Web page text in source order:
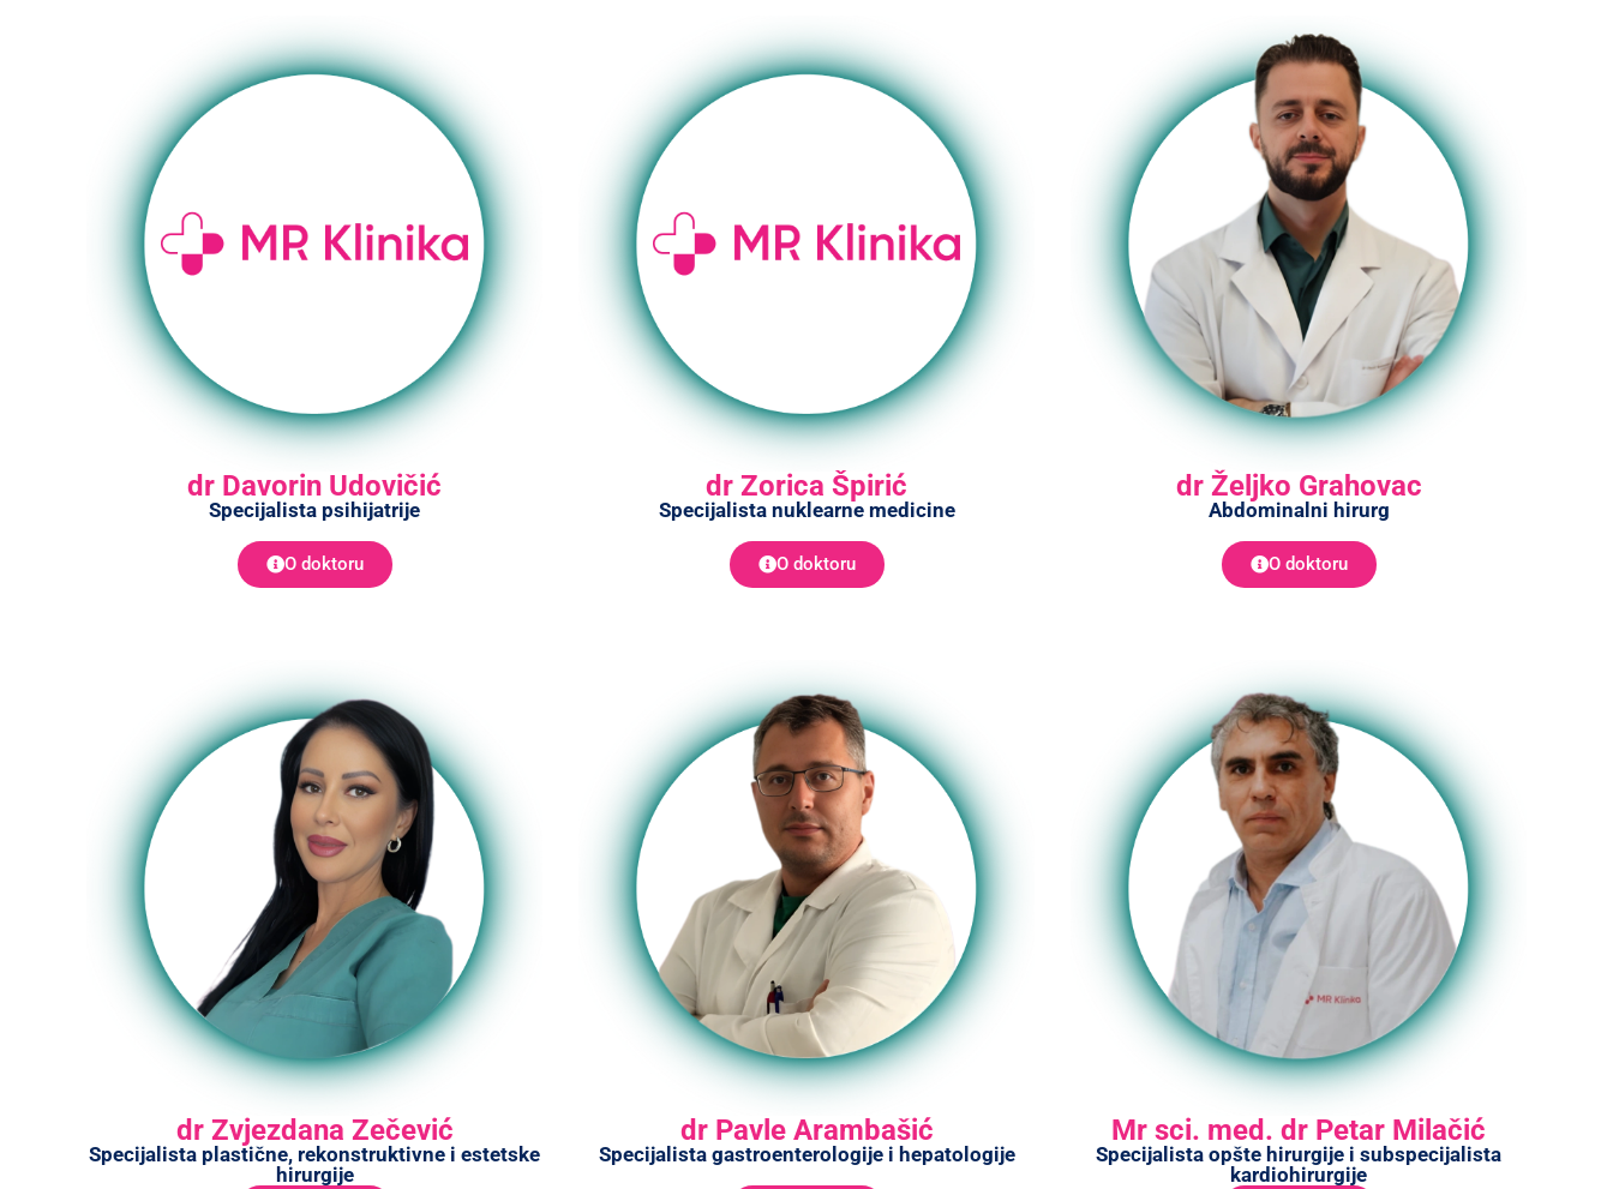
dr Davorin Udovičić
Specijalista psihijatrije
O doktoru
dr Zorica Špirić
Specijalista nuklearne medicine
O doktoru
dr Željko Grahovac
Abdominalni hirurg
O doktoru
dr Zvjezdana Zečević
Specijalista plastične, rekonstruktivne i estetske
hirurgije
dr Pavle Arambašić
Specijalista gastroenterologije i hepatologije
Mr sci. med. dr Petar Milačić
Specijalista opšte hirurgije i subspecijalista
kardiohirurgije